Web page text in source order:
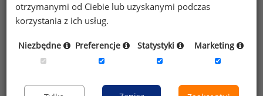
Zarobki w Polsce Zarobki w branżach
Zobacz więcej infografik
otrzymanymi od Ciebie lub uzyskanymi podczas
korzystania z ich usług.
Niezbędne Preferencje Statystyki Marketing